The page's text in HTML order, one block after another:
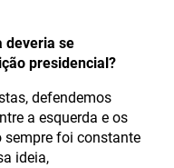
deveria se
presidencial?
defendemos
a esquerda e os
foi constante
ideia,